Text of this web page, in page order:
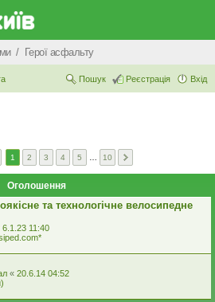
Герої асфальту
Вхід
Реєстрація
Пошук
1 2 3 4 5 10
Оголошення
та технологічне велосипедне
6.1.23 11:40
« 20.6.14 04:52